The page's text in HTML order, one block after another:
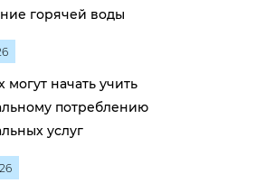
горячей воды
могут начать учить
потреблению
услуг